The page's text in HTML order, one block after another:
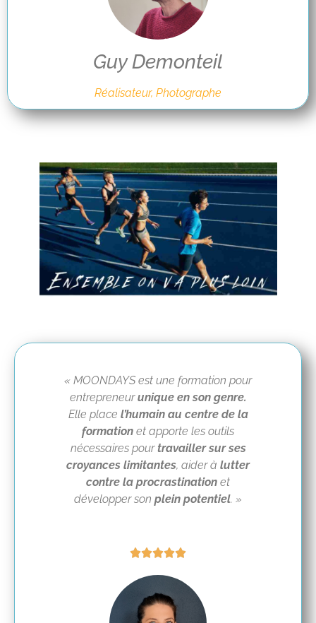
Guy Demonteil
Réalisateur, Photographe
« MOONDAYS est une formation pour
entrepreneurunique en son genre.
Elle place l’humain au centre de la
formation et apporte les outils
nécessaires pourtravailler sur ses
croyances limitantes, aider à lutter
contre la procrastination et
développer son plein potentiel. »
